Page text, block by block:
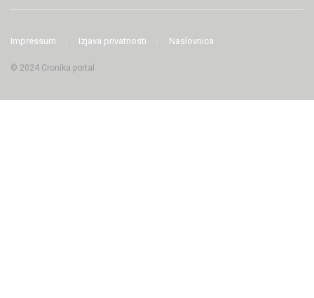
Impressum Izjava privatnosti Naslovnica
© 2024 Cronika portal